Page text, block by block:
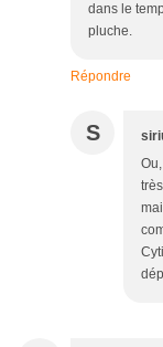
dans le
pluche.
Répondre
S